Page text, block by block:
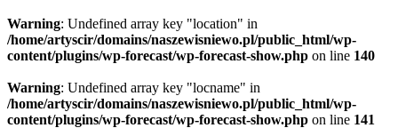
Warning: Undefined array key "location" in
/home/artyscir/domains/naszewisniewo.pl/public_html/wp-
content/plugins/wp-forecast/wp-forecast-show.php on line 140
Warning: Undefined array key "locname" in
/home/artyscir/domains/naszewisniewo.pl/public_html/wp-
content/plugins/wp-forecast/wp-forecast-show.php on line 141